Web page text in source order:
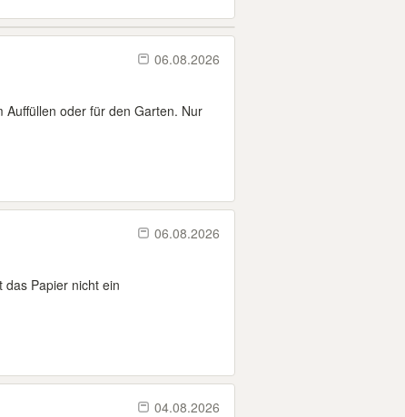
06.08.2026
oder für den Garten. Nur
06.08.2026
Papier nicht ein
04.08.2026